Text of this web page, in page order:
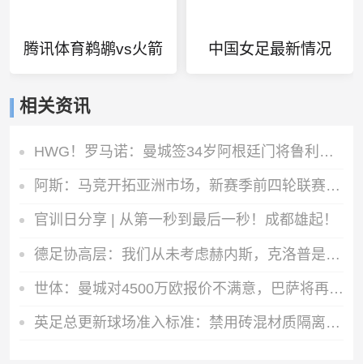
腾讯体育鹈鹕vs火箭 中国女足最新情况
相关资讯
HWG！罗马诺：曼城签34岁阿根廷门将鲁利达协议，合同2+1
阿斯：马竞开拓亚洲市场，新赛季前四轮联赛两场安排在下午踢
官训日分享 | 从第一秒到最后一秒！成都雄起！
德足协高层：我们从未考虑赫内斯，克洛普是德国主帅的理想人选
世体：曼城对4500万欧报价不满意，巴萨将再次报价罗德里
英足总更新球场准入标准：禁用砖混材质隔离墙，需加装安全防护层